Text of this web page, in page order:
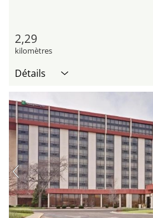
2,29
kilomètres
Détails